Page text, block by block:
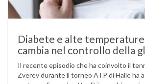
Diabete e alte
cambia nel controllo della
Il recente episodio che ha coinvolto il
Zverev durante il torneo ATP di Halle ha